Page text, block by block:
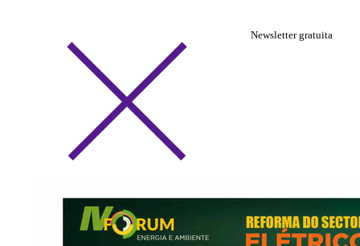
Newsletter gratuita